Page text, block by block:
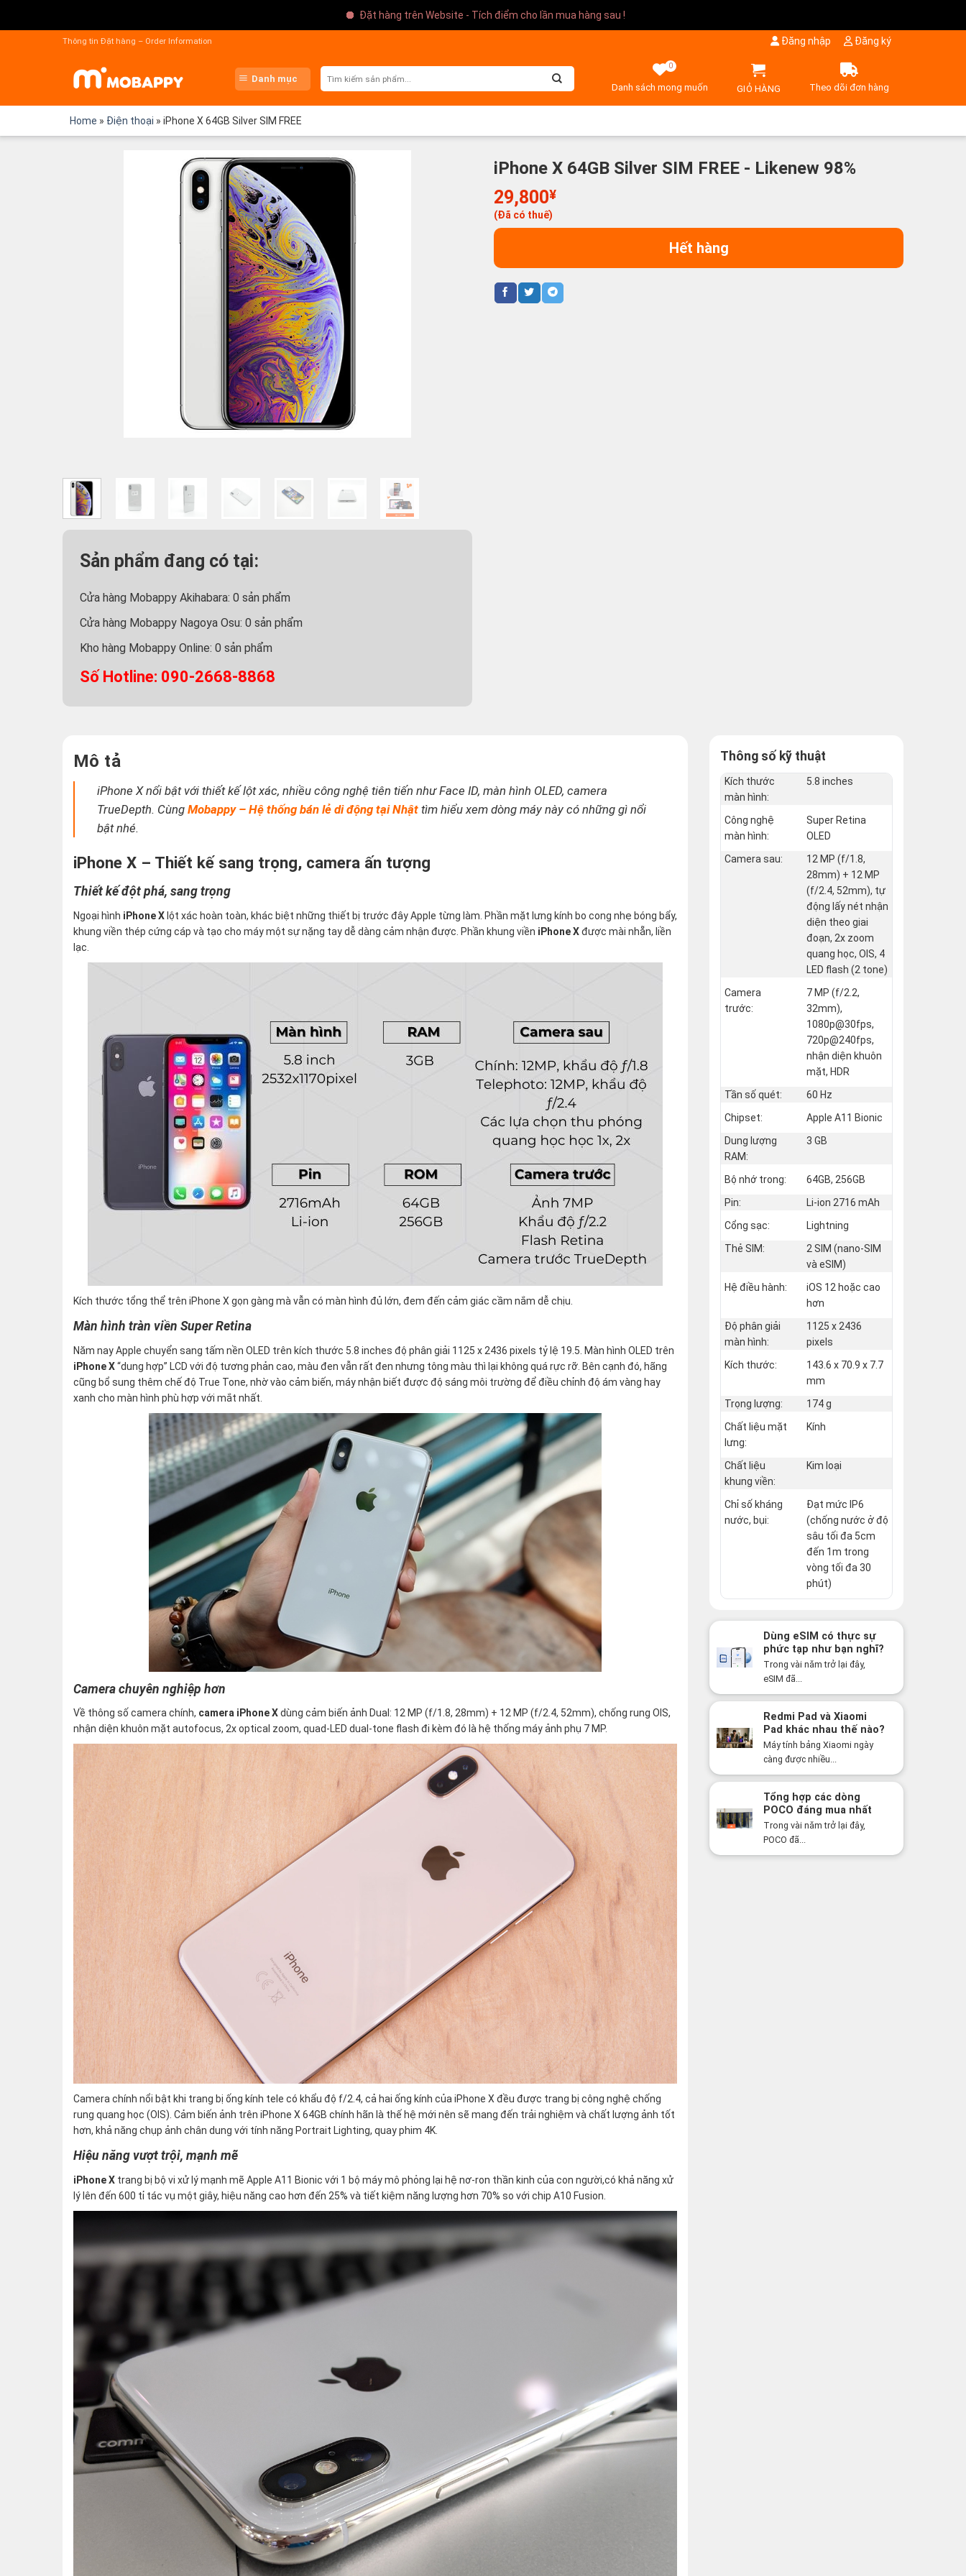
Đặt hàng trên Website - Tích điểm cho lần mua hàng sau !
Thông tin Đặt hàng – Order Information Đăng nhập Đăng ký
Danh mục
0
Danh sách mong muốn GIỎ HÀNG Theo dõi đơn hàng
Home » Điện thoại » iPhone X 64GB Silver SIM FREE
Sản phẩm đang có tại:
Cửa hàng Mobappy Akihabara: 0 sản phẩm
Cửa hàng Mobappy Nagoya Osu: 0 sản phẩm
Kho hàng Mobappy Online: 0 sản phẩm
Số Hotline: 090-2668-8868
iPhone X 64GB Silver SIM FREE - Likenew 98%
29,800¥
(Đã có thuế)
Hết hàng
Mô tả
iPhone X nổi bật với thiết kế lột xác, nhiều công nghệ tiên tiến như Face ID, màn hình OLED, camera
TrueDepth. CùngMobappy – Hệ thống bán lẻ di động tại Nhật tìm hiểu xem dòng máy này có những gì nổi
bật nhé.
iPhone X – Thiết kế sang trọng, camera ấn tượng
Thiết kế đột phá, sang trọng
Ngoại hình iPhone X lột xác hoàn toàn, khác biệt những thiết bị trước đây Apple từng làm. Phần mặt lưng kính bo cong nhẹ bóng bẩy,
khung viền thép cứng cáp và tạo cho máy một sự nặng tay dễ dàng cảm nhận được. Phần khung viền iPhone Xđược mài nhẵn, liền
lạc.
Kích thước tổng thể trên iPhone X gọn gàng mà vẫn có màn hình đủ lớn, đem đến cảm giác cầm nắm dễ chịu.
Màn hình tràn viền Super Retina
Năm nay Apple chuyển sang tấm nền OLED trên kích thước 5.8 inches độ phân giải 1125 x 2436 pixels tỷ lệ 19.5. Màn hình OLED trên
iPhone X“dung hợp” LCD với độ tương phản cao, màu đen vẫn rất đen nhưng tông màu thì lại không quá rực rỡ. Bên cạnh đó, hãng
cũng bổ sung thêm chế độ True Tone, nhờ vào cảm biến, máy nhận biết được độ sáng môi trường để điều chỉnh độ ám vàng hay
xanh cho màn hình phù hợp với mắt nhất.
Camera chuyên nghiệp hơn
Về thông số camera chính, camera iPhone Xdùng cảm biến ảnh Dual: 12 MP (f/1.8, 28mm) + 12 MP (f/2.4, 52mm), chống rung OIS,
nhận diện khuôn mặt autofocus, 2x optical zoom, quad-LED dual-tone flash đi kèm đó là hệ thống máy ảnh phụ 7 MP.
Camera chính nổi bật khi trang bị ống kính tele có khẩu độ f/2.4, cả hai ống kính của iPhone X đều được trang bị công nghệ chống
rung quang học (OIS). Cảm biến ảnh trên iPhone X 64GB chính hãn là thế hệ mới nên sẽ mang đến trải nghiệm và chất lượng ảnh tốt
hơn, khả năng chụp ảnh chân dung với tính năng Portrait Lighting, quay phim 4K.
Hiệu năng vượt trội, mạnh mẽ
iPhone X trang bị bộ vi xử lý mạnh mẽ Apple A11 Bionic với 1 bộ máy mô phỏng lại hệ nơ-ron thần kinh của con người,có khả năng xử
lý lên đến 600 tỉ tác vụ một giây, hiệu năng cao hơn đến 25% và tiết kiệm năng lượng hơn 70% so với chip A10 Fusion.
Thông số kỹ thuật
Kích thước
màn hình:
5.8 inches
Công nghệ
màn hình:
Super Retina
OLED
Camera sau:
12 MP (f/1.8,
28mm) + 12 MP
(f/2.4, 52mm), tự
động lấy nét nhận
diện theo giai
đoạn, 2x zoom
quang học, OIS, 4
LED flash (2 tone)
Camera
trước:
7 MP (f/2.2,
32mm),
1080p@30fps,
720p@240fps,
nhận diện khuôn
mặt, HDR
Tần số quét:
60 Hz
Chipset:
Apple A11 Bionic
Dung lượng
RAM:
3 GB
Bộ nhớ trong:
64GB, 256GB
Pin:
Li-ion 2716 mAh
Cổng sạc:
Lightning
Thẻ SIM:
2 SIM (nano‑SIM
và eSIM)
Hệ điều hành:
iOS 12 hoặc cao
hơn
Độ phân giải
màn hình:
1125 x 2436
pixels
Kích thước:
143.6 x 70.9 x 7.7
mm
Trọng lượng:
174 g
Chất liệu mặt
lưng:
Kính
Chất liệu
khung viền:
Kim loại
Chỉ số kháng
nước, bụi:
Đạt mức IP6
(chống nước ở độ
sâu tối đa 5cm
đến 1m trong
vòng tối đa 30
phút)
Dùng eSIM có thực sự
phức tạp như bạn nghĩ?
Sự thật có thể khiến
bạn bất ngờ!
Trong vài năm trở lại đây,
eSIM đã...
Redmi Pad và Xiaomi
Pad khác nhau thế nào?
Nên mua dòng nào năm
2026?
Máy tính bảng Xiaomi ngày
càng được nhiều...
Tổng hợp các dòng
POCO đáng mua nhất
năm 2026: Hiệu năng
mạnh, giá cực tốt
Trong vài năm trở lại đây,
POCO đã...